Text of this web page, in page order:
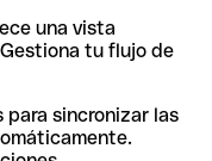
una vista
tu flujo de
sincronizar las